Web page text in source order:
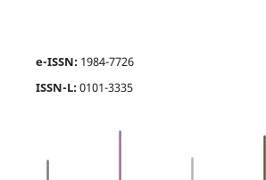
e-ISSN: 1984-7726
ISSN-L:0101-3335